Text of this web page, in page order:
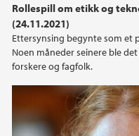
Rollespill om etikk og
(24.11.2021)
Ettersynsing begynte som et
Noen måneder seinere ble
forskere og fagfolk.